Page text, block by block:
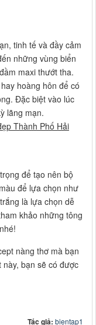
tinh tế và đầy cảm
những vùng biển
maxi thướt tha.
hoàng hôn để có
Đặc biệt vào lúc
lãng mạn.
Thành Phố Hải
để tạo nên bộ
để lựa chọn như
là lựa chọn dễ
khảo những tông
nàng thơ mà bạn
bạn sẽ có được
Tác giả: bientap1